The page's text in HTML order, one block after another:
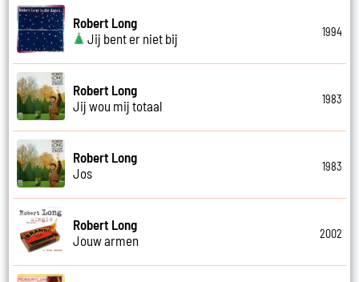
Robert Long
Jij bent er niet bij
1994
Robert Long
Jij wou mij totaal
1983
Robert Long
Jos
1983
Robert Long
Jouw armen
2002